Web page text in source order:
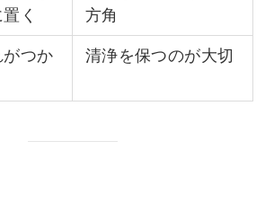
く
方角
つか
清浄を保つのが大切